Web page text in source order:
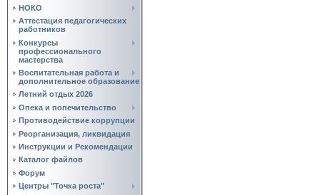
НОКО
Аттестация педагогических
работников
Конкурсы
профессионального
мастерства
Воспитательная работа и
дополнительное образование
Летний отдых 2026
Опека и попечительство
Противодействие коррупции
Реорганизация, ликвидация
Инструкции и Рекомендации
Каталог файлов
Форум
Центры "Точка роста"